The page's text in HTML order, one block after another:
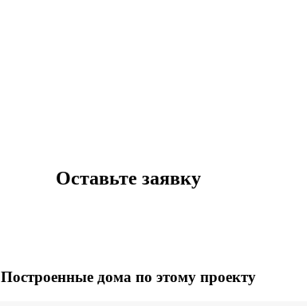
Оставьте заявку
Построенные дома по этому проекту